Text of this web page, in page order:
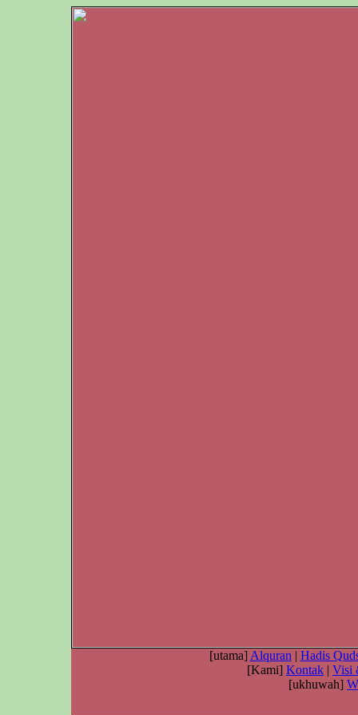
[utama] Alquran | Hadis
[Kami] Kontak | Visi
[ukhuwah]